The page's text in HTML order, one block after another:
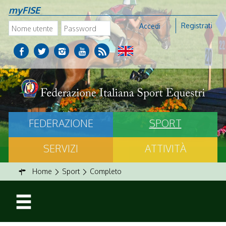
myFISE
Accedi Registrati
FEDERAZIONE
SPORT
SERVIZI
ATTIVITÀ
Home Sport Completo